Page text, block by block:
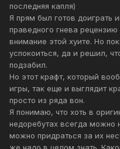
последняя капля)
Я прям был готов доиграть
праведного гнева
внимание этой хуите. Но
успокоиться, да и решил,
подзабил.
Но этот крафт, который
игры, так еще и выглядит
просто из ряда вон.
Я понимаю, что хоть в
недоребутах всегда можно
можно придраться за их